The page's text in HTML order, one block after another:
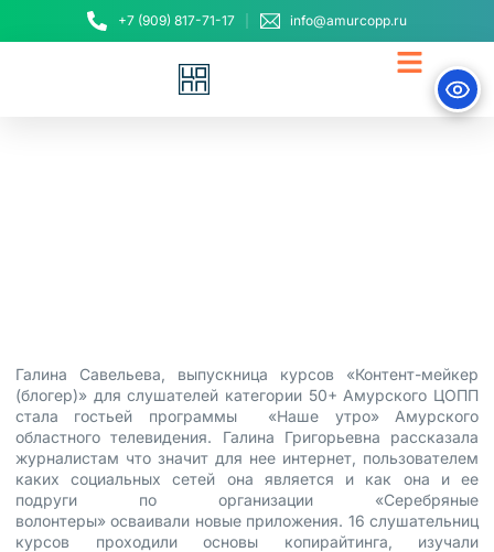
+7 (909) 817-71-17 info@amurcopp.ru
Галина Савельева, выпускница курсов «Контент-мейкер
(блогер)» для слушателей категории 50+ Амурского ЦОПП
стала гостьей программы «Наше утро» Амурского
областного телевидения. Галина Григорьевна рассказала
журналистам что значит для нее интернет, пользователем
каких социальных сетей она является и как она и ее
подруги по организации «Серебряные
волонтеры» осваивали новые приложения. 16 слушательниц
курсов проходили основы копирайтинга, изучали